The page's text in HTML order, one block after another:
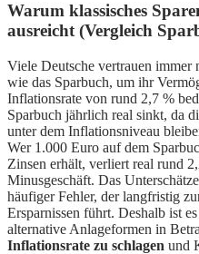
Warum klassisches
ausreicht (Vergleich
Viele Deutsche vertrauen immer
wie das Sparbuch, um ihr
Inflationsrate von rund 2,7 %
Sparbuch jährlich real sinkt, da
unter dem Inflationsniveau
Wer 1.000 Euro auf dem
Zinsen erhält, verliert real rund
Minusgeschäft. Das
häufiger Fehler, der langfristig
Ersparnissen führt. Deshalb ist
alternative Anlageformen in
Inflationsrate zu schlagen und